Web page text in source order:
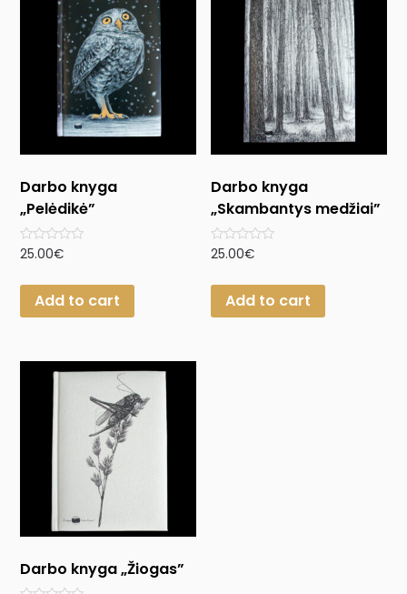
Darbo knyga
„Pelėdikė”
Rated
of
25.00€
Add to cart
Darbo knyga
„Skambantys medžiai”
Rated
of
25.00€
Add to cart
Darbo knyga „Žiogas”